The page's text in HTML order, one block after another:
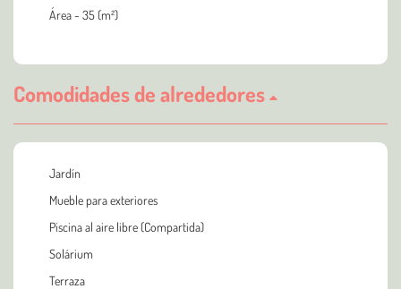
Área - 35 (m²)
Comodidades de alrededores
Jardín
Mueble para exteriores
Piscina al aire libre (Compartida)
Solárium
Terraza